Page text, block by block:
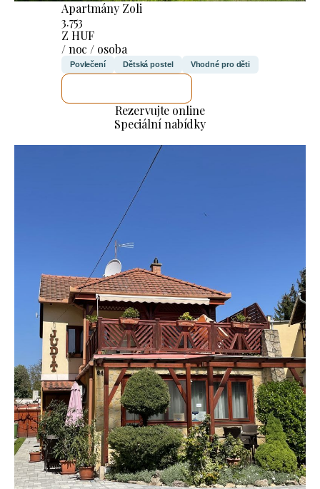
Apartmány Zoli
3.753
Z HUF
/ noc / osoba
Povlečení Dětská postel Vhodné pro děti
Rezervujte online
Speciální nabídky